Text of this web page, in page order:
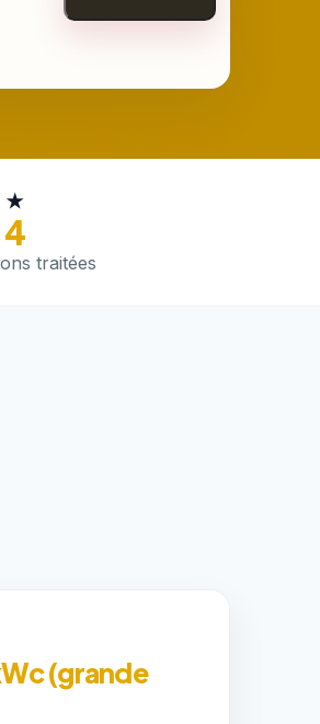
★
4
traitées
(grande